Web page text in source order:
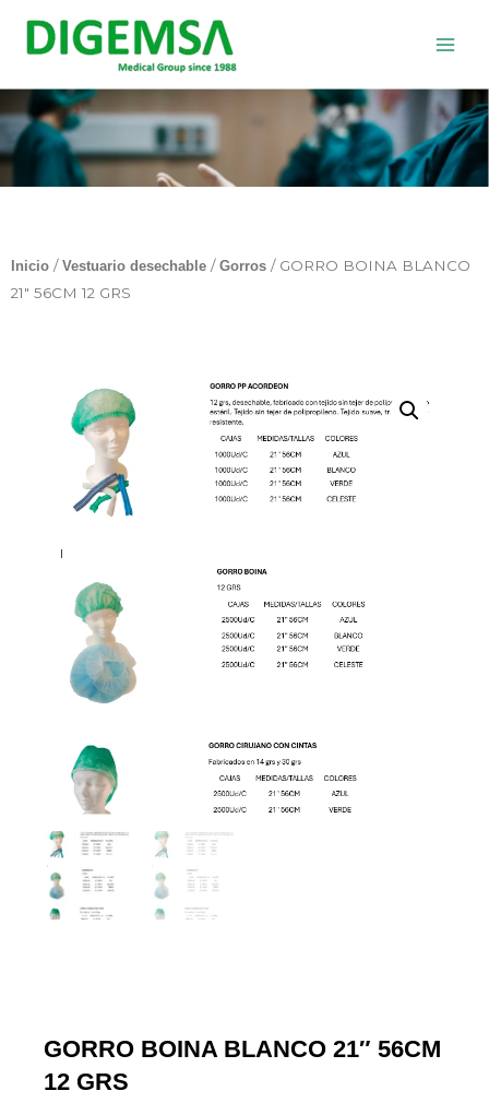
Inicio / Vestuario desechable / Gorros / GORRO BOINA BLANCO
21″ 56CM 12 GRS
GORRO BOINA BLANCO 21″ 56CM
12 GRS